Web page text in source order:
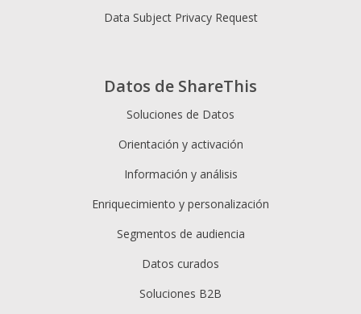
Datos de ShareThis
Soluciones de Datos
Orientación y activación
Información y análisis
Enriquecimiento y personalización
Segmentos de audiencia
Datos curados
Soluciones B2B
Data Subject Privacy Request